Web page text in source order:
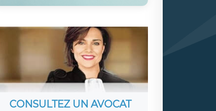
CONSULTEZ UN AVOCAT